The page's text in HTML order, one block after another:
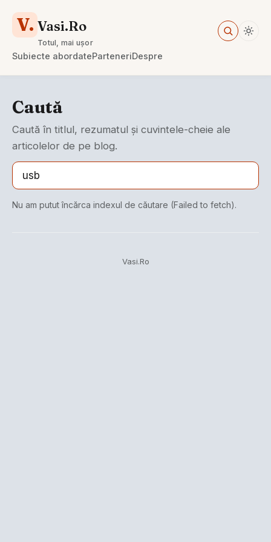
V. Vasi.Ro
Totul, mai ușor
Subiecte abordateParteneriDespre
Caută
Caută în titlul, rezumatul și cuvintele-cheie ale
articolelor de pe blog.
Nu am putut încărca indexul de căutare (Failed to fetch).
Vasi.Ro